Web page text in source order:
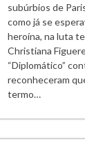
subúrbios de
como já se
heroína, na luta
Christiana
“Diplomático”
reconheceram
termo…